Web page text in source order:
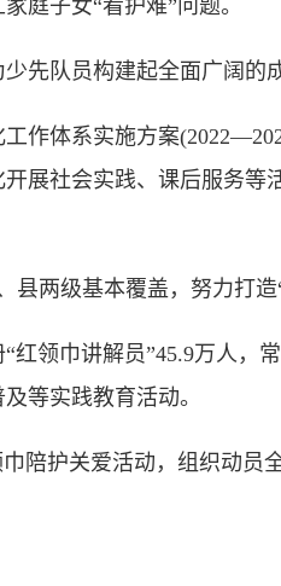
庭子女“看护难”问题。
队员构建起全面广阔的成
体系实施方案
展社会实践、课后服务等
级基本覆盖，努力打造“
领巾讲解员”45.9万人，
等实践教育活动。
护关爱活动，组织动员